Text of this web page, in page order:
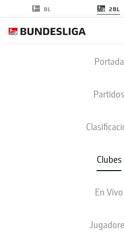
BL 2BL
Portada
Partidos
Clubes
En Vivo